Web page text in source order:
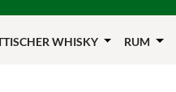
WHISKY RUM